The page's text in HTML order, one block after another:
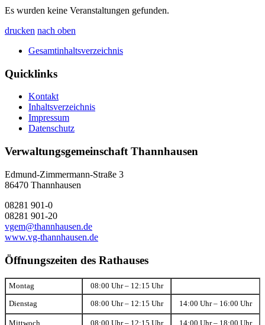
Es wurden keine Veranstaltungen gefunden.
drucken nach oben
Gesamtinhaltsverzeichnis
Quicklinks
Kontakt
Inhaltsverzeichnis
Impressum
Datenschutz
Verwaltungsgemeinschaft Thannhausen
Edmund-Zimmermann-Straße 3
86470 Thannhausen
08281 901-0
08281 901-20
vgem@thannhausen.de
www.vg-thannhausen.de
Öffnungszeiten des Rathauses
Montag 08:00 Uhr – 12:15 Uhr
Dienstag 08:00 Uhr – 12:15 Uhr 14:00 Uhr – 16:00 Uhr